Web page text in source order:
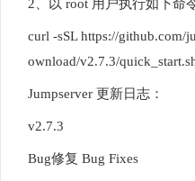
2、以 root 用户执行如下命
curl -sSL https://github.com/
ownload/v2.7.3/
Jumpserver 更新日志：
v2.7.3
Bug修复 Bug Fixes